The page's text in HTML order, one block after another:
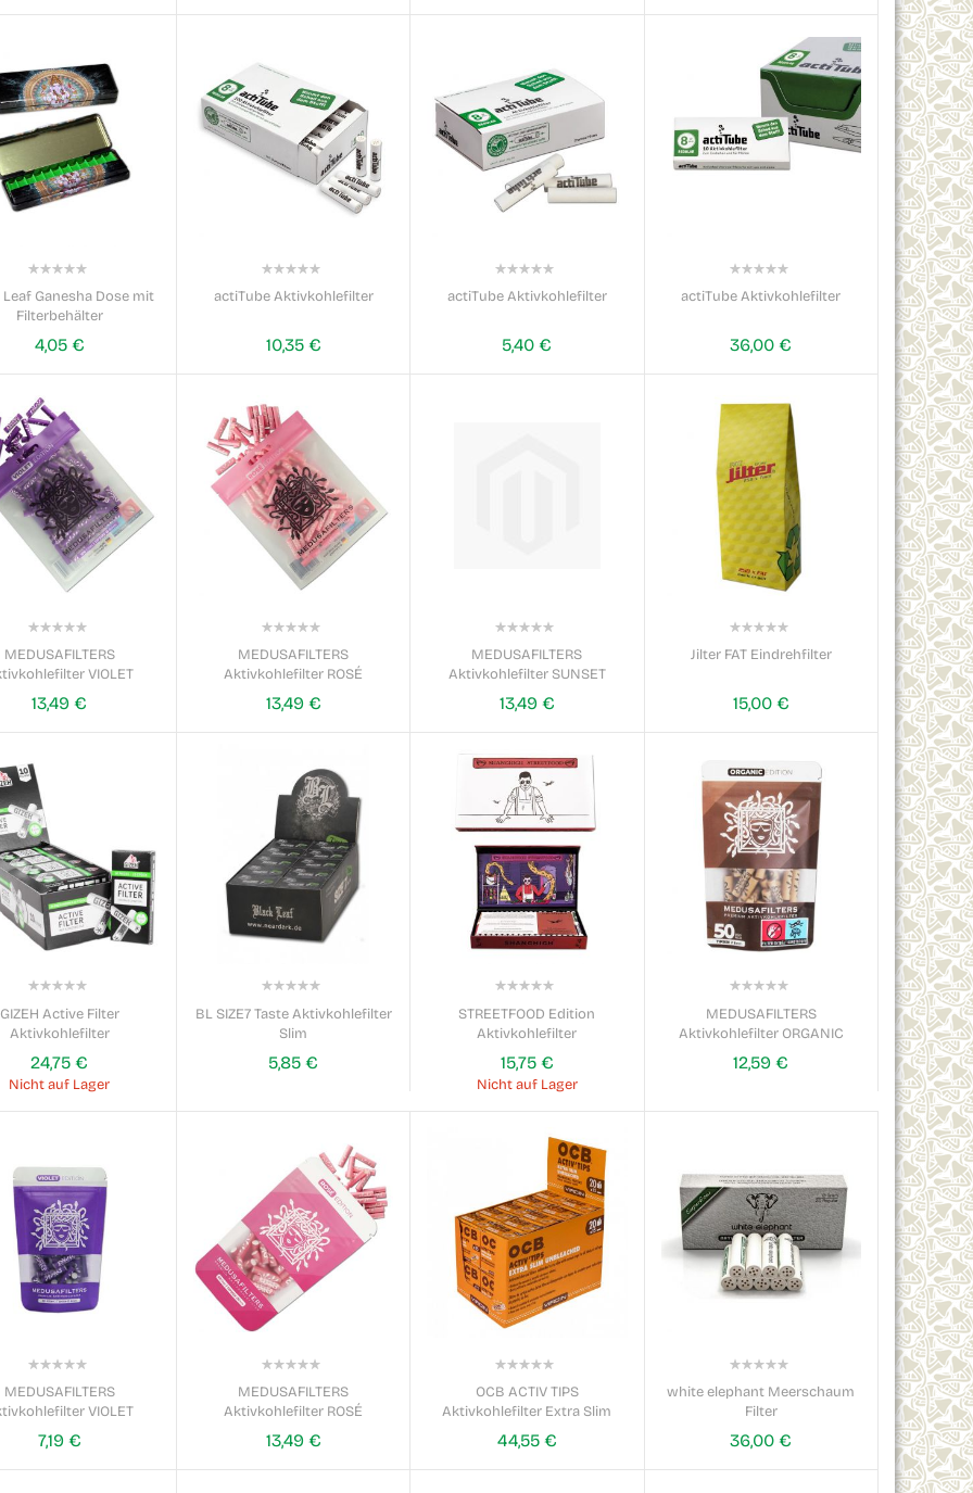
Leaf Ganesha Dose mit
Filterbehälter
4,05 €
actiTube Aktivkohlefilter
10,35 €
actiTube Aktivkohlefilter
5,40 €
actiTube Aktivkohlefilter
36,00 €
MEDUSAFILTERS
VIOLET
13,49 €
MEDUSAFILTERS
Aktivkohlefilter ROSÉ
13,49 €
MEDUSAFILTERS
Aktivkohlefilter SUNSET
13,49 €
Jilter FAT Eindrehfilter
15,00 €
GIZEH Active Filter
Aktivkohlefilter
24,75 €
Nicht auf Lager
BL SIZE7 Taste Aktivkohlefilter
Slim
5,85 €
STREETFOOD Edition
Aktivkohlefilter
15,75 €
Nicht auf Lager
MEDUSAFILTERS
Aktivkohlefilter ORGANIC
12,59 €
MEDUSAFILTERS
VIOLET
7,19 €
MEDUSAFILTERS
Aktivkohlefilter ROSÉ
13,49 €
OCB ACTIV TIPS
Aktivkohlefilter Extra Slim
ungeb.
44,55 €
white elephant Meerschaum
Filter
36,00 €